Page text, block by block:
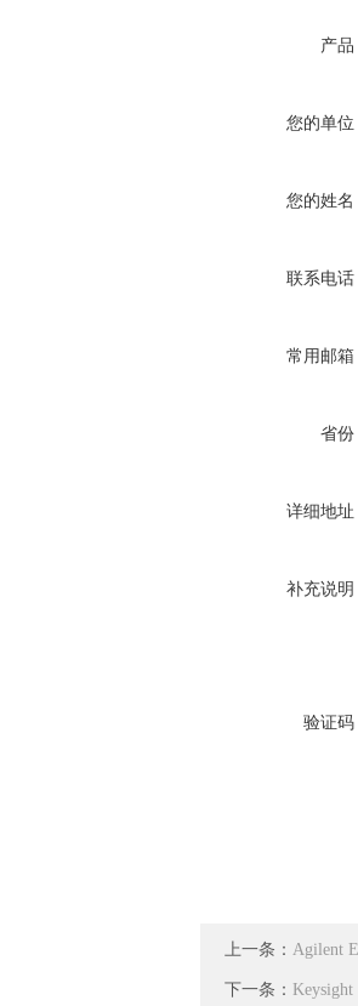
产品
您的单位
您的姓名
联系电话
常用邮箱
省份
详细地址
补充说明
验证码
上一条： Agilent
下一条：